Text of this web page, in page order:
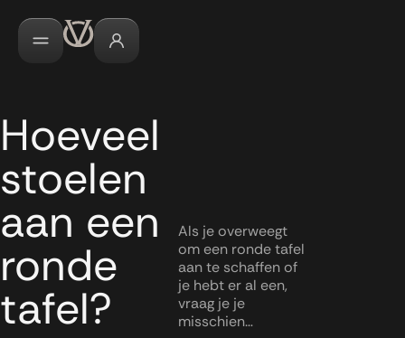
Hoeveel
stoelen
aan een
ronde
tafel?
Als je overweegt
om een ronde tafel
aan te schaffen of
je hebt er al een,
vraag je je
misschien…